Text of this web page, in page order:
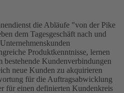
die Abläufe "von der Pike
dem Tagesgeschäft nach und
Produktkenntnisse, lernen
bestehende Kundenverbindungen
neue Kunden zu akquirieren
für die Auftragsabwicklung
für einen definierten Kundenkreis